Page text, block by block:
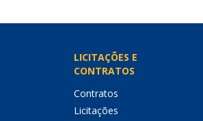
LICITAÇÕES E
CONTRATOS
Contratos
Licitações